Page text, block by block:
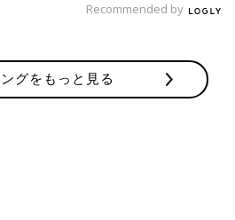
Recommended by
グをもっと見る